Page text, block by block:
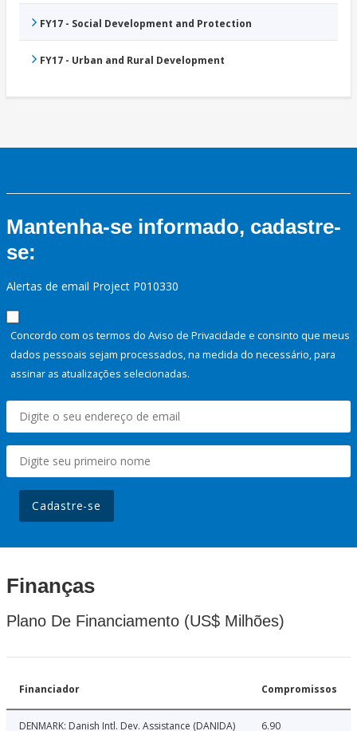
FY17 - Social Development and Protection
FY17 - Urban and Rural Development
Mantenha-se informado, cadastre-
se:
Alertas de email Project P010330
Concordo com os termos do Aviso de Privacidade e consinto que meus
dados pessoais sejam processados, na medida do necessário, para
assinar as atualizações selecionadas.
Cadastre-se
Finanças
Plano De Financiamento (US$ Milhões)
Financiador Compromissos
DENMARK: Danish Intl. Dev. Assistance (DANIDA) 6.90